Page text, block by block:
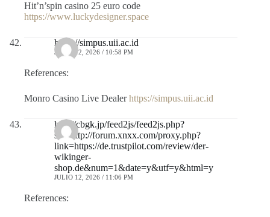
Hit’n’spin casino 25 euro code
https://www.luckydesigner.space
https://simpus.uii.ac.id
JULIO 12, 2026 / 10:58 PM
References:
Monro Casino Live Dealerhttps://simpus.uii.ac.id
http://cbgk.jp/feed2js/feed2js.php?
src=http://forum.xnxx.com/proxy.php?
link=https://de.trustpilot.com/review/der-
wikinger-
shop.de&num=1&date=y&utf=y&html=y
JULIO 12, 2026 / 11:06 PM
References: